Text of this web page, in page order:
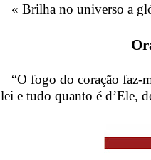
« Brilha no universo a
“O fogo do coração faz-
lei e tudo quanto é d’Ele,